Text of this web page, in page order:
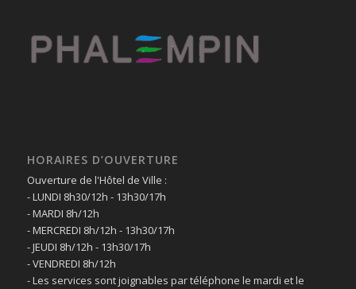
HORAIRES D’OUVERTURE
Ouverture de l'Hôtel de Ville :
- LUNDI 8h30/12h - 13h30/17h
- MARDI 8h/12h
- MERCREDI 8h/12h - 13h30/17h
- JEUDI 8h/12h - 13h30/17h
- VENDREDI 8h/12h
- Les services sont joignables par téléphone le mardi et le